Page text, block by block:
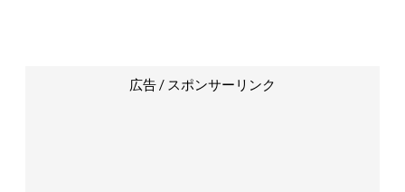
広告 / スポンサーリンク